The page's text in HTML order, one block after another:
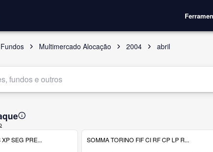
Multimercado Alocação 2004 abril
SEG PRE... SOMMA TORINO FIF CI RF CP LP R...